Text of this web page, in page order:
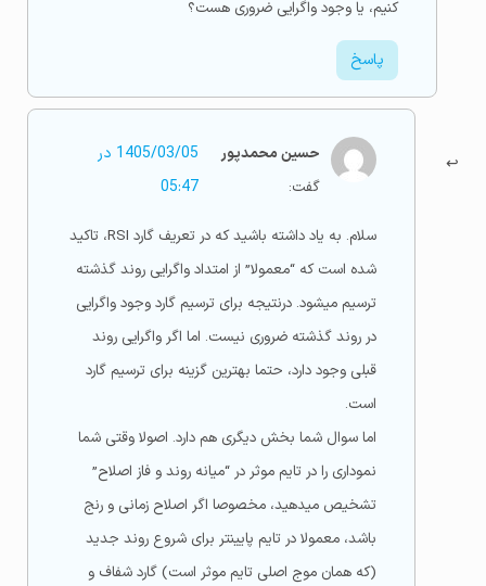
کنیم، یا وجود واگرایی ضروری هست؟
پاسخ
حسین محمدپور
گفت:
1405/03/05 در
05:47
سلام. به یاد داشته باشید که در تعریف گارد RSI، تاکید
شده است که “معمولا” از امتداد واگرایی روند گذشته
ترسیم میشود. درنتیجه برای ترسیم گارد وجود واگرایی
در روند گذشته ضروری نیست. اما اگر واگرایی روند
قبلی وجود دارد، حتما بهترین گزینه برای ترسیم گارد
است.
اما سوال شما بخش دیگری هم دارد. اصولا وقتی شما
نموداری را در تایم موثر در “میانه روند و فاز اصلاح”
تشخیص میدهید، مخصوصا اگر اصلاح زمانی و رنج
باشد، معمولا در تایم پایینتر برای شروع روند جدید
(که همان موج اصلی تایم موثر است) گارد شفاف و